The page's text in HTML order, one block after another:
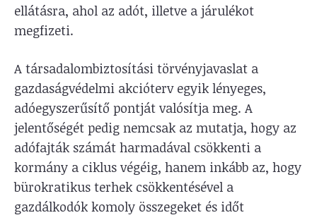
ellátásra, ahol az adót, illetve a járulékot
megfizeti.
A társadalombiztosítási törvényjavaslat a
gazdaságvédelmi akcióterv egyik lényeges,
adóegyszerűsítő pontját valósítja meg. A
jelentőségét pedig nemcsak az mutatja, hogy az
adófajták számát harmadával csökkenti a
kormány a ciklus végéig, hanem inkább az, hogy
bürokratikus terhek csökkentésével a
gazdálkodók komoly összegeket és időt